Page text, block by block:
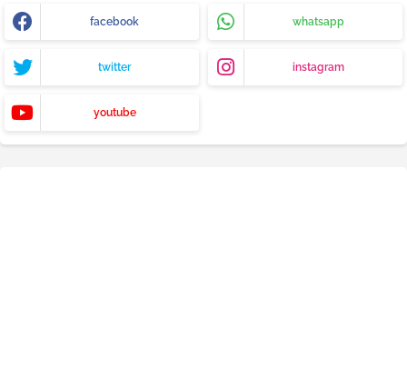
facebook whatsapp
twitter instagram
youtube